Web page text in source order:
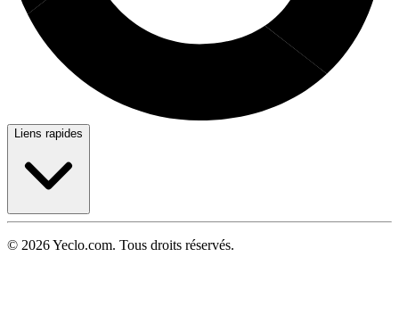
Liens rapides
© 2026 Yeclo.com. Tous droits réservés.